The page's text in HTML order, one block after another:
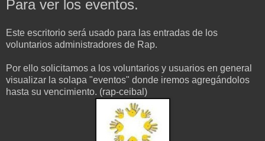
Para ver los eventos.
Este escritorio será usado para las entradas de los
voluntarios administradores de Rap.
Por ello solicitamos a los voluntarios y usuarios en general
visualizar la solapa "eventos" donde iremos agregándolos
hasta su vencimiento. (rap-ceibal)